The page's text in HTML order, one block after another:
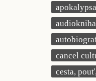
apokalypsa
audiokniha
cancel
cesta,